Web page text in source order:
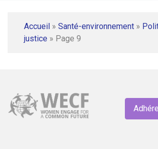
Accueil » Santé-environnement »
justice » Page 9